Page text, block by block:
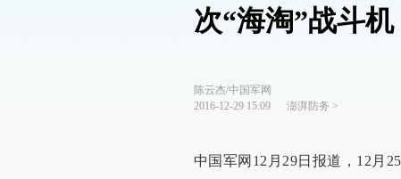
次“海淘”战斗机
陈云杰/中国军网
2016-12-29 15:09
澎湃防务 >
中国军网12月29日报道，12月